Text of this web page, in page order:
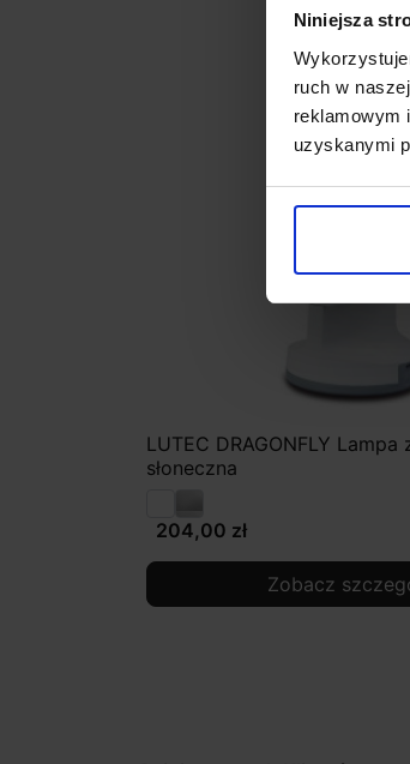
Niniejsza
ruch w
reklamowym
uzyskanymi
LUTEC DRAGONFLY Lampa
słoneczna
204,00 zł
Zobacz